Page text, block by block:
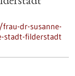
dr-susanne-
stadt-filderstadt